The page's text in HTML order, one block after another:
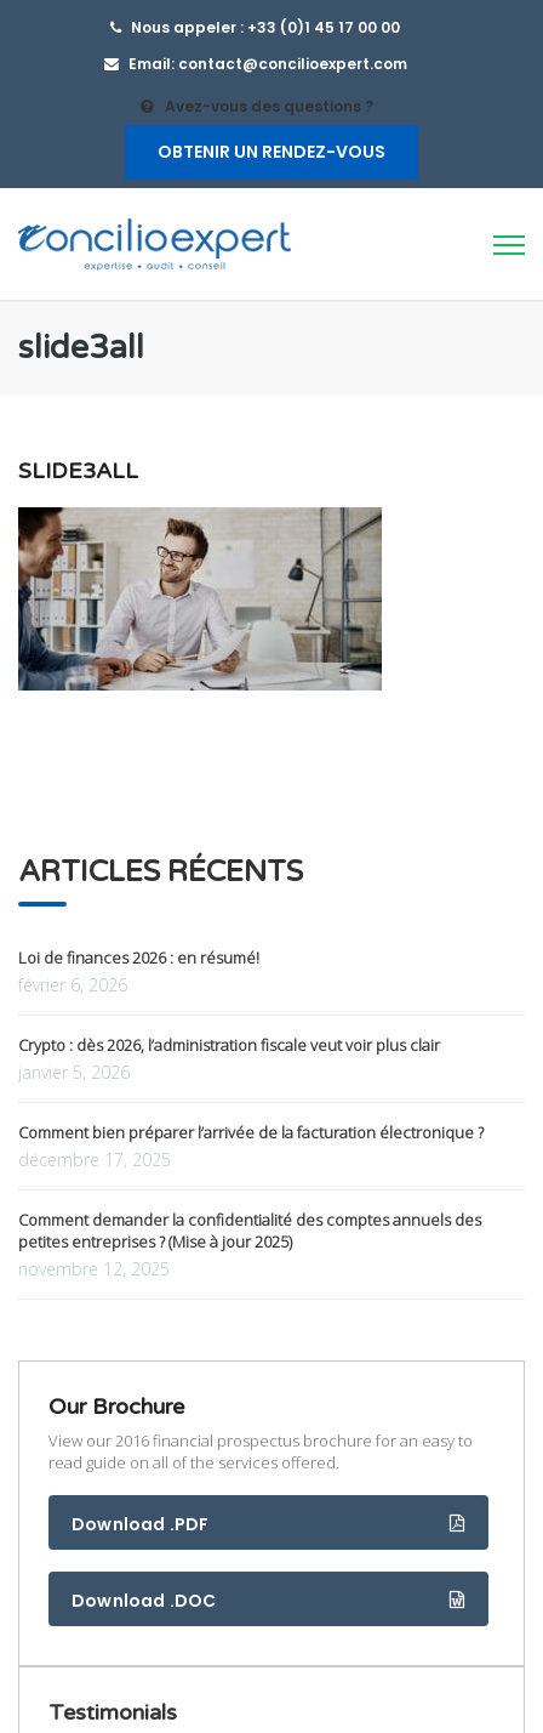
Nous appeler : +33 (0)1 45 17 00 00
Email: contact@concilioexpert.com
Avez-vous des questions ?
OBTENIR UN RENDEZ-VOUS
slide3all
SLIDE3ALL
ARTICLES RÉCENTS
Loi de finances 2026 : en résumé!
février 6, 2026
Crypto : dès 2026, l’administration fiscale veut voir plus clair
janvier 5, 2026
Comment bien préparer l’arrivée de la facturation électronique ?
décembre 17, 2025
Comment demander la confidentialité des comptes annuels des
petites entreprises ? (Mise à jour 2025)
novembre 12, 2025
Our Brochure
View our 2016 financial prospectus brochure for an easy to
read guide on all of the services offered.
Download .PDF
Download .DOC
Testimonials